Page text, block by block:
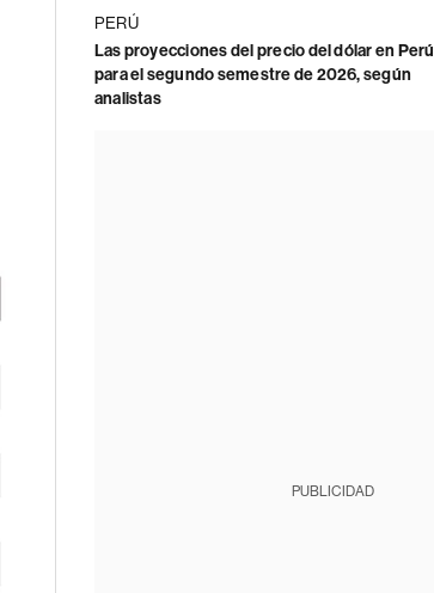
PERÚ
Las proyecciones del precio del dólar en Perú
para el segundo semestre de 2026, según
analistas
PUBLICIDAD